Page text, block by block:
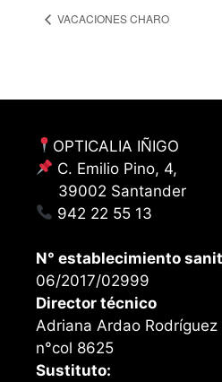
VACACIONES CHARO
OPTICALIA IÑIGO
C. Emilio Pino, 4,
39002 Santander
942 22 55 13
N° establecimiento
06/2017/02999
Director técnico
Adriana Ardao Rodríguez
n°col 8625
Sustituto: